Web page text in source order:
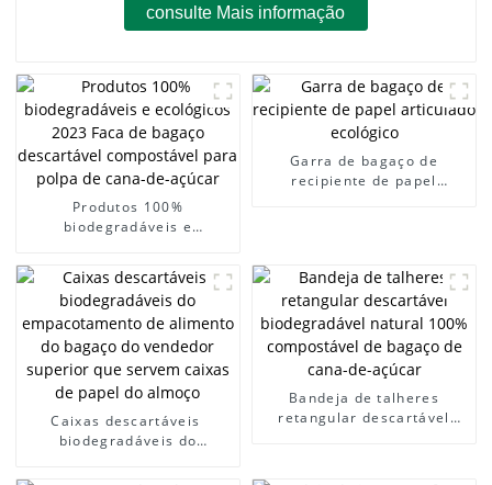
consulte Mais informação
Produtos 100%
biodegradáveis ​​e
compostável para polpa de
cana-de-açúcar
Garra de bagaço de
recipiente de papel
Caixas descartáveis ​​
biodegradáveis ​​do
Bandeja de talheres
retangular descartável
bagaço de cana-de-açúcar